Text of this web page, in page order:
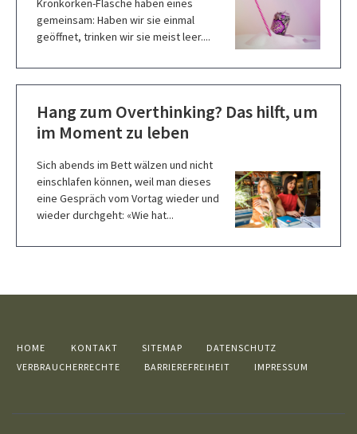
Kronkorken-Flasche haben eines
gemeinsam: Haben wir sie einmal
geöffnet, trinken wir sie meist leer....
Hang zum Overthinking? Das hilft, um
im Moment zu leben
Sich abends im Bett wälzen und nicht
einschlafen können, weil man dieses
eine Gespräch vom Vortag wieder und
wieder durchgeht: «Wie hat...
HOME KONTAKT SITEMAP
DATENSCHUTZ
VERBRAUCHERRECHTE
BARRIEREFREIHEIT IMPRESSUM